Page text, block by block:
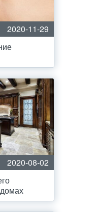
2020-11-29
2020-08-02